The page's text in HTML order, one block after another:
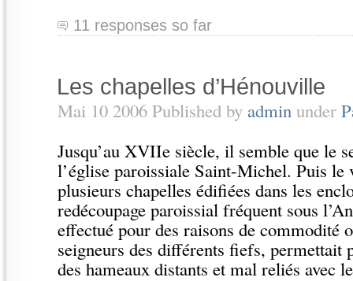
11 responses so far
Les chapelles d’Hénouville
Mai 10 2006 Published by admin under
Jusqu’au XVIIe siècle, il semble que le
l’église paroissiale Saint-Michel. Puis le
plusieurs chapelles édifiées dans les
redécoupage paroissial fréquent sous
effectué pour des raisons de commodité
seigneurs des différents fiefs, permettait
des hameaux distants et mal reliés avec